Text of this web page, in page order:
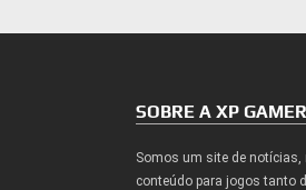
SOBRE A XP GAMER
Somos um site de notícias,
conteúdo para jogos tanto